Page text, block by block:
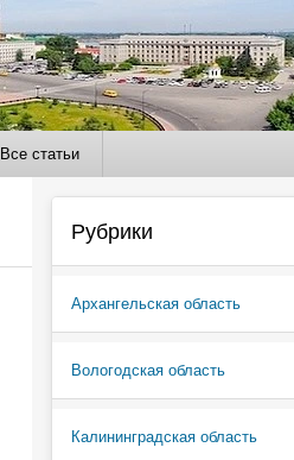
Все статьи
Рубрики
Архангельская область
Вологодская область
Калининградская область